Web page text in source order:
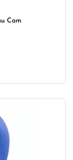
Cam